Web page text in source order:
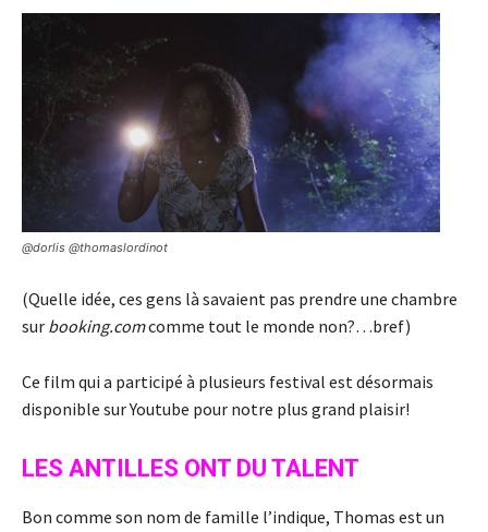
@dorlis @thomaslordinot
(Quelle idée, ces gens là savaient pas prendre une chambre
sur booking.comcomme tout le monde non?…bref)
Ce film qui a participé à plusieurs festival est désormais
disponible sur Youtube pour notre plus grand plaisir!
LES ANTILLES ONT DU TALENT
Bon comme son nom de famille l’indique, Thomas est un